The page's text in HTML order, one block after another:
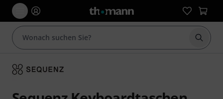
Suche